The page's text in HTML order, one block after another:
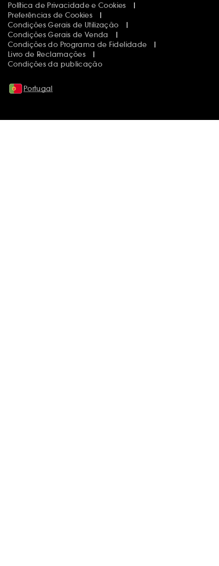
Política de Privacidade e Cookies
Preferências de Cookies
Condições Gerais de Utilização
Condições Gerais de Venda
Condições do Programa de Fidelidade
Livro de Reclamações
Condições da publicação
Portugal